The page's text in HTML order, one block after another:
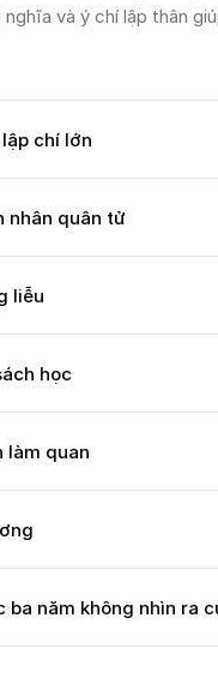
và ý chí lập thân
chí lớn
nhân quân tử
liễu
học
làm quan
ba năm không nhìn ra